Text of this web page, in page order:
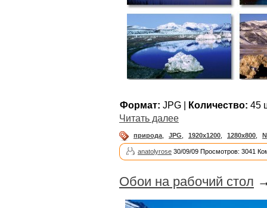
Формат: JPG | Количество: 45
Читать далее
природа JPG 1920x1200 1280x800
anatolyrose 30/09/09 Просмотров: 3041
Обои на рабочий стол